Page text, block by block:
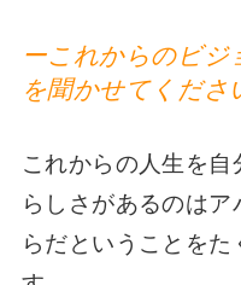
ーこれからのビジ
を聞かせてくださ
これからの人生を
らしさがあるのは
らだということをた